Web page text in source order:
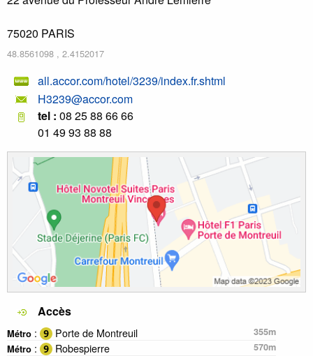
75020 PARIS
48.8561098 , 2.4152017
all.accor.com/hotel/3239/index.fr.shtml
H3239@accor.com
tel : 08 25 88 66 66
01 49 93 88 88
Accès
Métro : Porte de Montreuil
355m
Métro : Robespierre
570m